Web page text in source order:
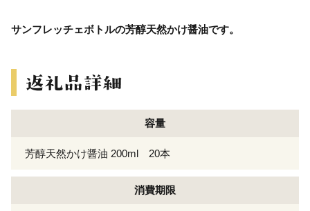
サンフレッチェボトルの芳醇天然かけ醤油です。
容量
芳醇天然かけ醤油 200ml 20本
消費期限